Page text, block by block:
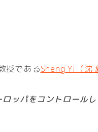
授であるSheng Yi（沈
ロッパをコントロール